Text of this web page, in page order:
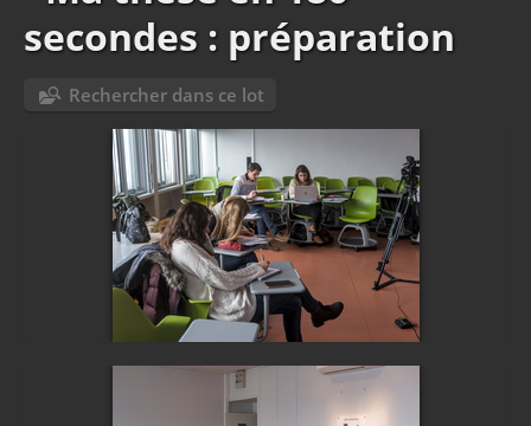
secondes : préparation
Rechercher dans ce lot